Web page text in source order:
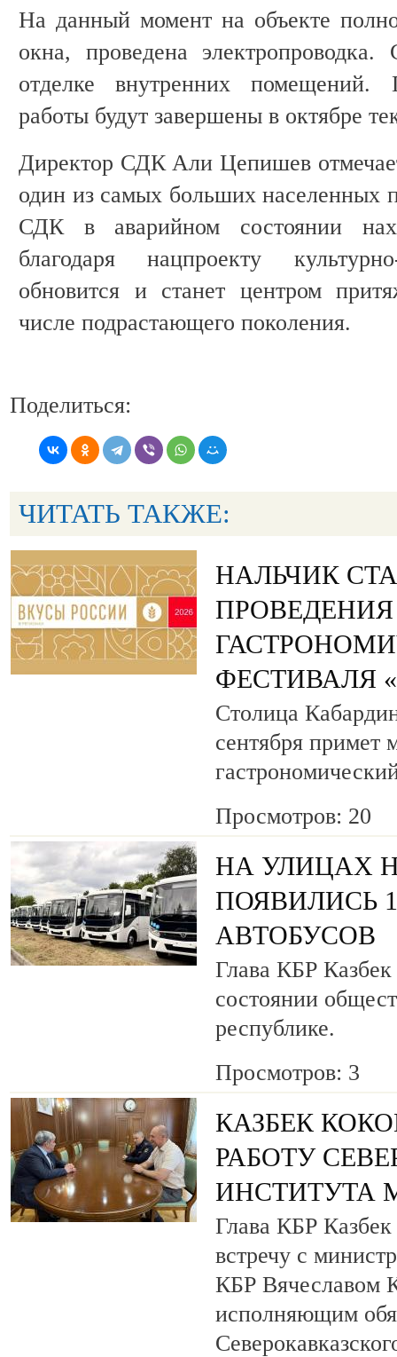
На данный момент на объекте
окна, проведена
отделке внутренних помещений.
работы будут завершены в октябре
Директор СДК Али Цепишев
один из самых больших населенных
СДК в аварийном состоянии
благодаря нацпроекту
обновится и станет центром
числе подрастающего поколения.
Поделиться:
ЧИТАТЬ ТАКЖЕ:
НАЛЬЧИК
ПРОВЕДЕНИЯ
ФЕСТИВАЛЯ
Столица
сентября примет
Просмотров: 20
НА УЛИЦАХ
ПОЯВИЛИСЬ
АВТОБУСОВ
Глава КБР
состоянии
республике.
Просмотров: 3
КАЗБЕК
РАБОТУ
ИНСТИТУТА
Глава КБР
встречу с
КБР Вячеславом
исполняющим